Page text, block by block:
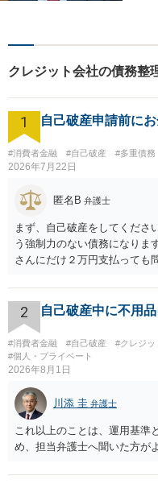
ご提
構い
談】
分】
クレジット会社の債務整
1 自己破産申請前に
#消費者金融 #自己破産 #多重債務
2026年7月22日
匿名B 弁護士
まず、自己破産をしてくださ
う強制力のない債務になりま
さんにだけ２万円支払っても
2 自己破産中に不用
#消費者金融 #自己破産 #クレジッ
#個人・プライベート
2026年8月1日
川添 圭 弁護士
これ以上のことは、運用基準
め、担当弁護士へ聞いた方が